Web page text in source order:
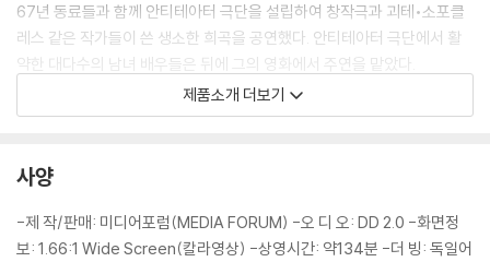
67년 동료들과 함께 안티테아터 극단을 설립하여 창작극과 괴테•소포클
레스 같은 작가들이 쓴 생소한 희곡을 공연했다. 안티테아터 극단에서 활
약한 대다수의 남녀 배우들은 뒤에 그의 영화에서 주연을 맡았다.
파스빈더는 1969년 첫 장편영화를 만들었으며, 총 41편의 장편영화와 상
당수의 연극작품을 만든 다작 예술가였다. 주로 중산층의 가치관과 관습을
계급에 관한 〈카첼마허 Katzelmacher〉, 인간관계에서의 권력투쟁을 그
Kant〉, 성전환수술을 받고 후회하는 성전환자에 관한 정치적 비유 〈13개
월의 해 In einem Jahr mit 13 Monden〉 등이 있다. 제2차 세계대전에서
제품소개 더보기
사양
-제 작/판매: 미디어포럼(MEDIA FORUM) -오 디 오: DD 2.0 -화면정
보: 1.66:1 Wide Screen(칼라영상) -상영시간: 약134분 -더 빙: 독일어